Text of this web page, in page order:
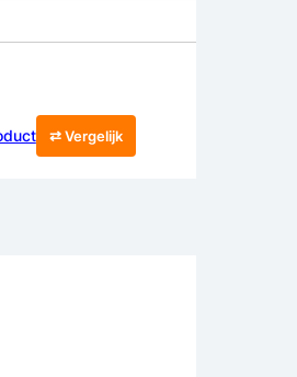
⇄ Vergelijk